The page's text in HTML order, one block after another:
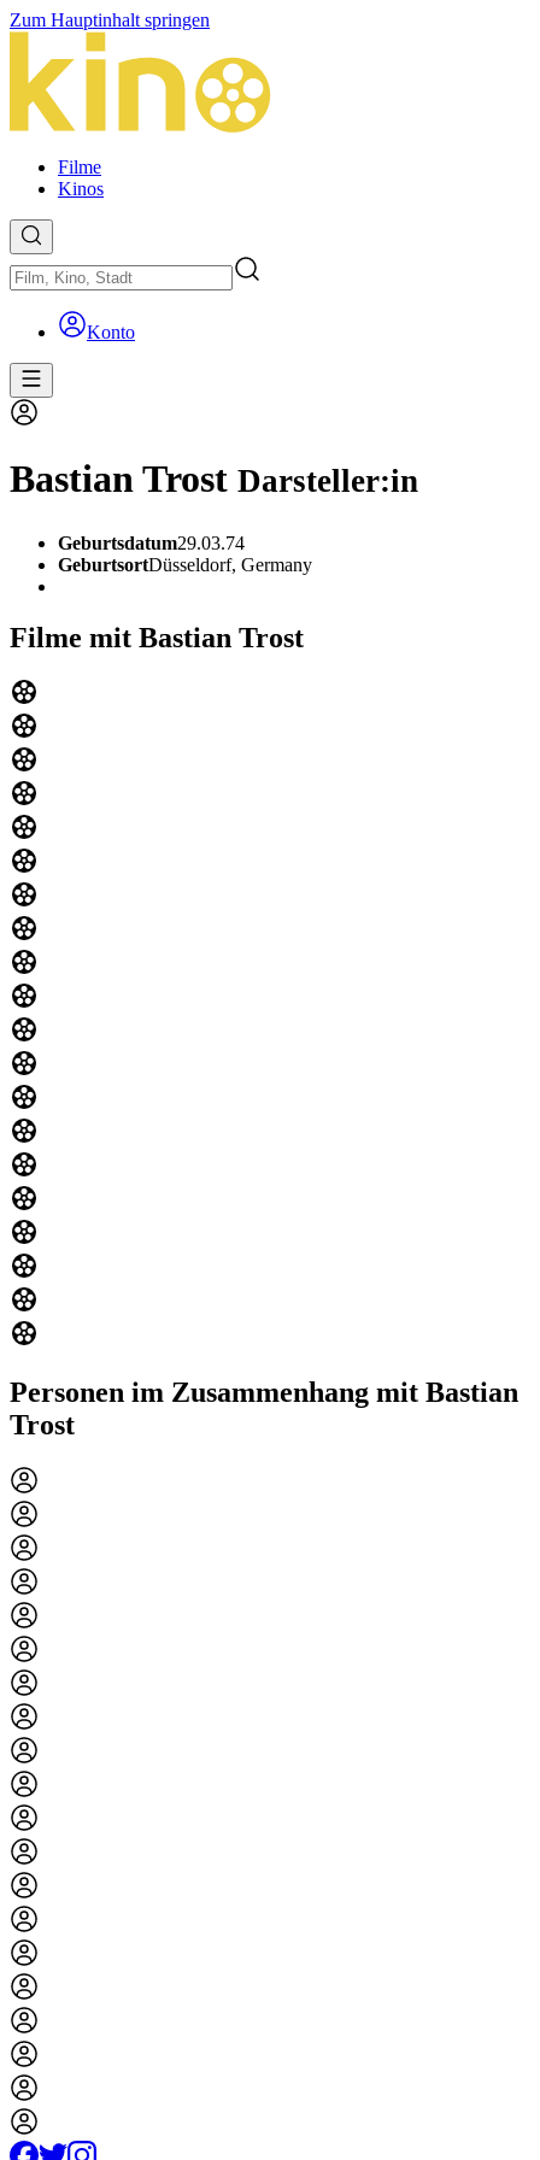
Zum Hauptinhalt springen
Filme
Kinos
Konto
Bastian Trost Darsteller:in
Geburtsdatum29.03.74
GeburtsortDüsseldorf, Germany
Filme mit Bastian Trost
Personen im Zusammenhang mit Bastian
Trost